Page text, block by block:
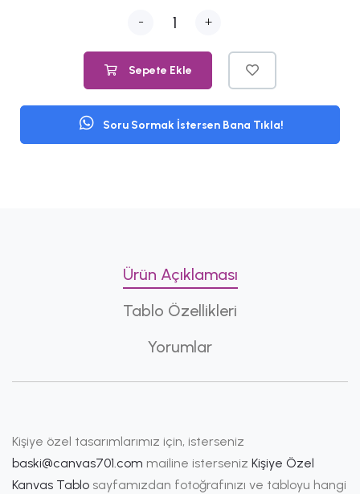
- +
Sepete Ekle
Soru Sormak İstersen Bana Tıkla!
Ürün Açıklaması
Tablo Özellikleri
Yorumlar
Kişiye özel tasarımlarımız için, isterseniz
baski@canvas701.com mailine isterseniz Kişiye Özel
Kanvas Tablo sayfamızdan fotoğrafınızı ve tabloyu hangi